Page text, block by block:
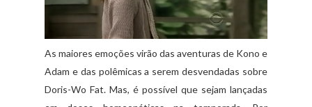
As maiores emoções virão das aventuras de Kono e
Adam e das polêmicas a serem desvendadas sobre
Doris-Wo Fat. Mas, é possível que sejam lançadas